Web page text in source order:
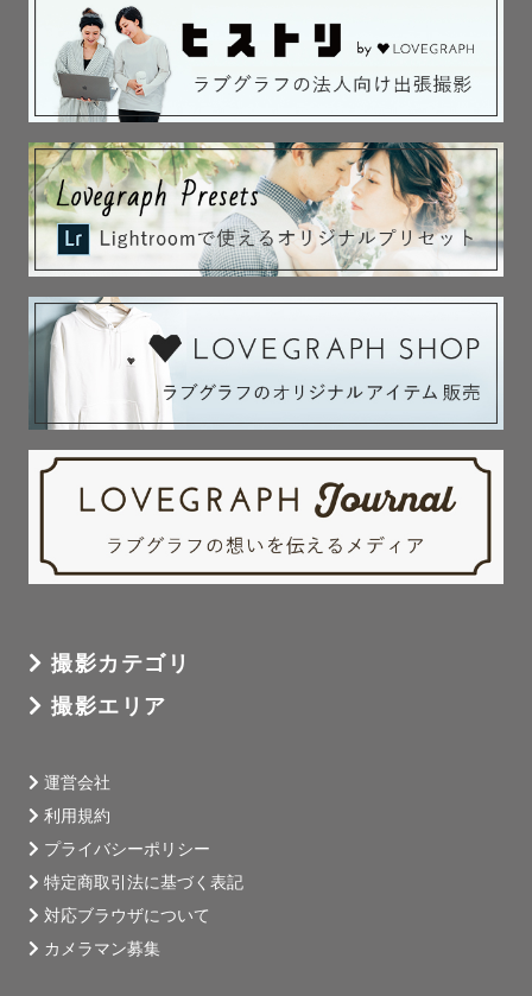
撮影カテゴリ
撮影エリア
運営会社
利用規約
プライバシーポリシー
特定商取引法に基づく表記
対応ブラウザについて
カメラマン募集